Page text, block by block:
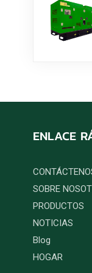
ENLACE
SOBRE
PRODUCTOS
NOTICIAS
Blog
HOGAR